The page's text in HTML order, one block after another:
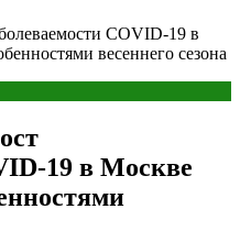
COVID-19 в
весеннего сезона
19 в Москве